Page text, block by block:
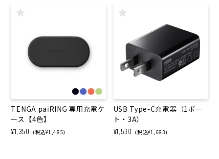
TENGA paiRING 専用充電ケ
ース【4色】
¥1,350 (税込¥1,485)
USB Type-C充電器（1ポー
ト・3A）
¥1,530 (税込¥1,683)